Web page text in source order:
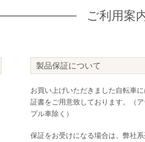
ご利用案
製品保証について
お買い上げいただきました自転車
証書をご用意致しております。（
プル車除く）
保証をお受けになる場合は、弊社